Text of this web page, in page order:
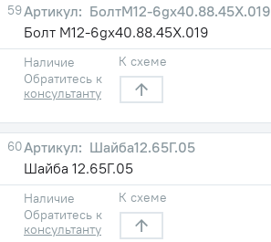
59
БолтМ12-6gх40.88.45Х.019
Болт М12-6gх40.88.45Х.019
Наличие
Обратитесь к
консультанту
К схеме
60
Шайба12.65Г.05
Шайба 12.65Г.05
Наличие
Обратитесь к
консультанту
К схеме